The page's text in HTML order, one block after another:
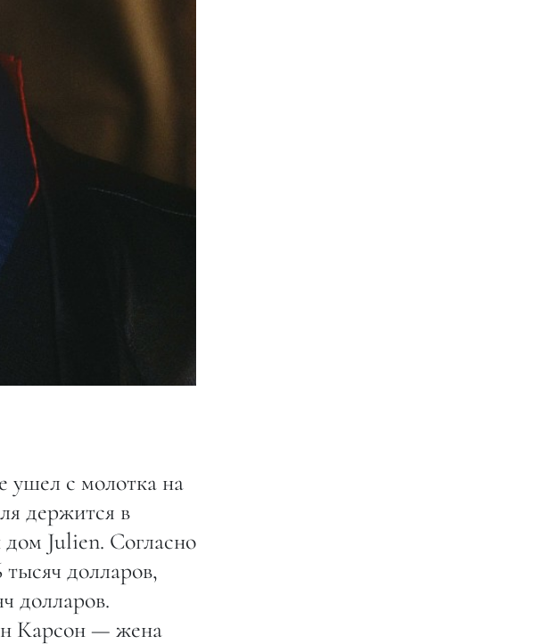
ушел с молотка на
держится в
Julien. Cогласно
долларов,
долларов.
Карсон — жена